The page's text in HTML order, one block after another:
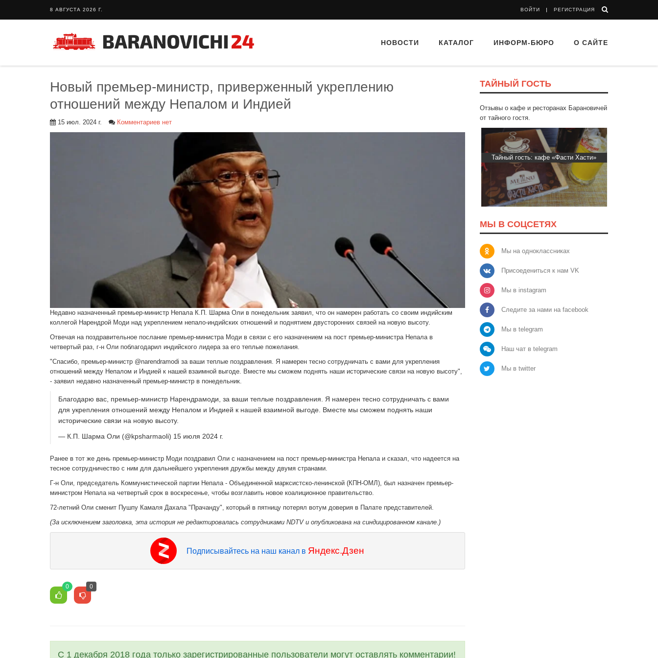
8 АВГУСТА 2026 Г. ВОЙТИ РЕГИСТРАЦИЯ
НОВОСТИ КАТАЛОГ ИНФОРМ-БЮРО О САЙТЕ
Новый премьер-министр, приверженный укреплению
отношений между Непалом и Индией
15 июл. 2024 г. Комментариев нет
Недавно назначенный премьер-министр Непала К.П. Шарма Оли в понедельник заявил, что он намерен работать со своим индийским
коллегой Нарендрой Моди над укреплением непало-индийских отношений и поднятием двусторонних связей на новую высоту.
Отвечая на поздравительное послание премьер-министра Моди в связи с его назначением на пост премьер-министра Непала в
четвертый раз, г-н Оли поблагодарил индийского лидера за его теплые пожелания.
"Спасибо, премьер-министр @narendramodi за ваши теплые поздравления. Я намерен тесно сотрудничать с вами для укрепления
отношений между Непалом и Индией к нашей взаимной выгоде. Вместе мы сможем поднять наши исторические связи на новую высоту",
- заявил недавно назначенный премьер-министр в понедельник.
Благодарю вас, премьер-министр Нарендрамоди, за ваши теплые поздравления. Я намерен тесно сотрудничать с вами
для укрепления отношений между Непалом и Индией к нашей взаимной выгоде. Вместе мы сможем поднять наши
исторические связи на новую высоту.
— К.П. Шарма Оли (@kpsharmaoli) 15 июля 2024 г.
Ранее в тот же день премьер-министр Моди поздравил Оли с назначением на пост премьер-министра Непала и сказал, что надеется на
тесное сотрудничество с ним для дальнейшего укрепления дружбы между двумя странами.
Г-н Оли, председатель Коммунистической партии Непала - Объединенной марксистско-ленинской (КПН-ОМЛ), был назначен премьер-
министром Непала на четвертый срок в воскресенье, чтобы возглавить новое коалиционное правительство.
72-летний Оли сменит Пушпу Камаля Дахала "Прачанду", который в пятницу потерял вотум доверия в Палате представителей.
(За исключением заголовка, эта история не редактировалась сотрудниками NDTV и опубликована на синдицированном канале.)
Подписывайтесь на наш канал в Яндекс.Дзен
0 0
С 1 декабря 2018 года только зарегистрированные пользователи могут оставлять комментарии!
ТАЙНЫЙ ГОСТЬ
Отзывы о кафе и ресторанах Барановичей
от тайного гостя.
Тайный гость: кафе «Фасти Хасти»
МЫ В СОЦСЕТЯХ
Мы на одноклассниках
Присоедениться к нам VK
Мы в instagram
Следите за нами на facebook
Мы в telegram
Наш чат в telegram
Мы в twitter